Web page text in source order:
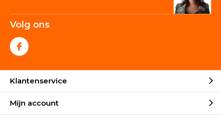
Volg ons
Klantenservice
Mijn account